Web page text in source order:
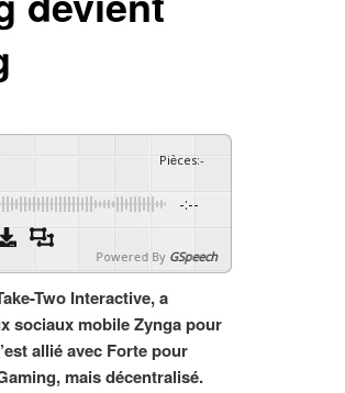
Pièces:-
-:--
Powered By GSpeech
Two Interactive, a
sociaux mobile Zynga pour
allié avec Forte pour
mais décentralisé.